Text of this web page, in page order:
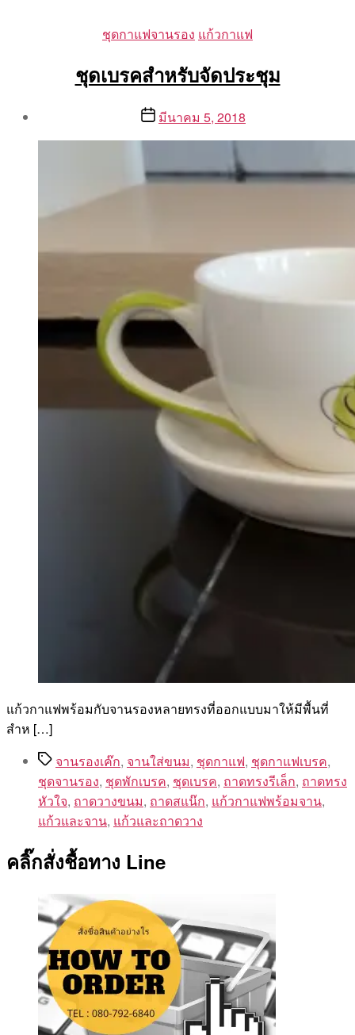
Categories
ชุดกาแฟจานรอง แก้วกาแฟ
ชุดเบรคสำหรับจัดประชุม
By
Postมีนาคม 5, 2018
แก้วกาแฟพร้อมกับจานรองหลายทรงที่ออกแบบมาให้มีพื้นที่
สำห […]
Tagsจานรองเค๊ก, จานใส่ขนม, ชุดกาแฟ, ชุดกาแฟเบรค,
ชุดจานรอง, ชุดพักเบรค, ชุดเบรค, ถาดทรงรีเล็ก, ถาดทรง
หัวใจ, ถาดวางขนม, ถาดสแน๊ก, แก้วกาแฟพร้อมจาน,
แก้วและจาน, แก้วและถาดวาง
คลิ๊กสั่งชื้อทาง Line